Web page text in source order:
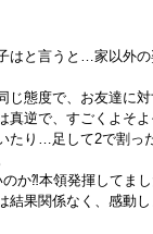
はと言うと…家以外
じ態度で、お友達に
真逆で、すごくよそ
たり…足して2で割っ
か⁈本領発揮してま
結果関係なく、感動
セミナー
スタッ
お問い合